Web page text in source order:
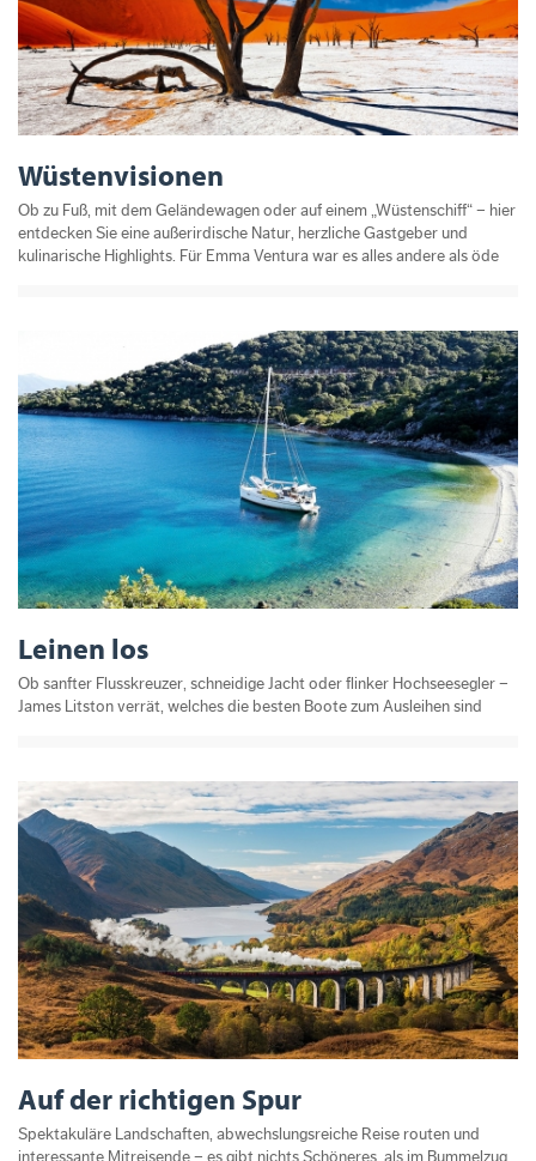
Wüstenvisionen
Ob zu Fuß, mit dem Geländewagen oder auf einem „Wüstenschiff“ – hier
entdecken Sie eine außerirdische Natur, herzliche Gastgeber und
kulinarische Highlights. Für Emma Ventura war es alles andere als öde
Leinen los
Ob sanfter Flusskreuzer, schneidige Jacht oder flinker Hochseesegler –
James Litston verrät, welches die besten Boote zum Ausleihen sind
Auf der richtigen Spur
Spektakuläre Landschaften, abwechslungsreiche Reise routen und
interessante Mitreisende – es gibt nichts Schöneres, als im Bummelzug